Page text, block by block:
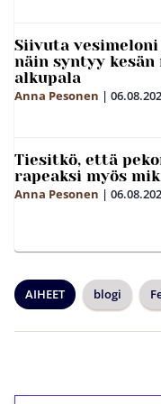
Siivuta
näin syntyy
alkupala
Anna Pesonen |
Tiesitkö, että
rapeaksi myös
Anna Pesonen |
AIHEET blogi